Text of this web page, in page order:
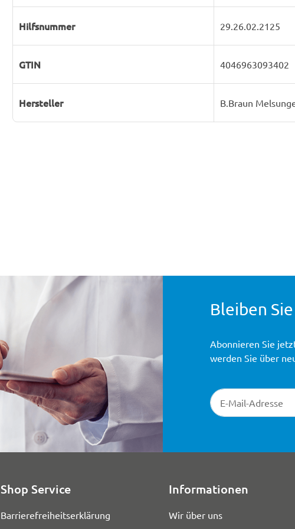
Hilfsnummer 29.26.02.2125
GTIN 4046963093402
Hersteller B.Braun
Bleiben
Newsletter-
Abonnieren Sie
werden Sie über
Shop Service
Barrierefreiheitserklärung
Informationen
Wir über uns